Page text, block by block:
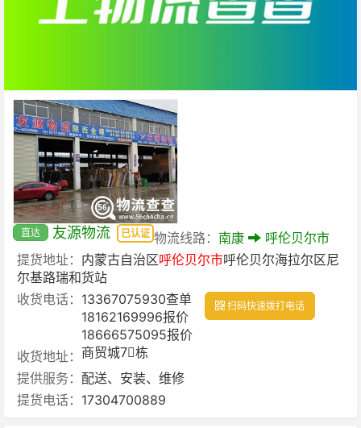
直达 友源物流 已认证 物流线路： 南康
呼伦贝尔市
提货地址： 内蒙古自治区呼伦贝尔市呼伦贝尔海拉尔区尼
尔基路瑞和货站
收货电话： 13367075930查单
18162169996报价
18666575095报价
扫码快速拨打电话
收货地址： 商贸城7⃣️栋
提供服务： 配送、安装、维修
提货电话： 17304700889